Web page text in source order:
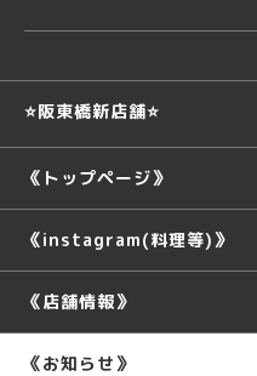
⭐️阪東橋新店舗⭐️
《トップページ》
《instagram(料理等)》
《店舗情報》
《お知らせ》